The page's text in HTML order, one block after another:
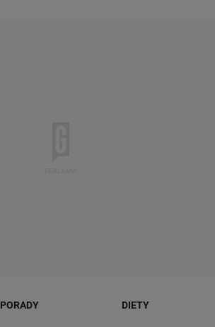
PORADY DIETY